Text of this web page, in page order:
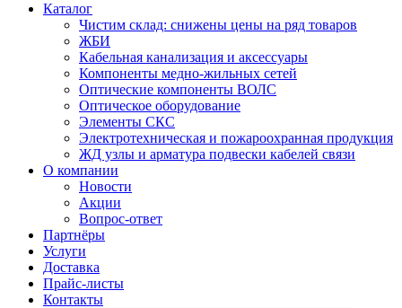
Каталог
Чистим склад: снижены цены на ряд товаров
ЖБИ
Кабельная канализация и аксессуары
Компоненты медно-жильных сетей
Оптические компоненты ВОЛС
Оптическое оборудование
Элементы СКС
Электротехническая и пожароохранная продукция
ЖД узлы и арматура подвески кабелей связи
О компании
Новости
Акции
Вопрос-ответ
Партнёры
Услуги
Доставка
Прайс-листы
Контакты